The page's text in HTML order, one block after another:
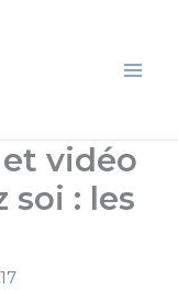
vidéo
soi : les